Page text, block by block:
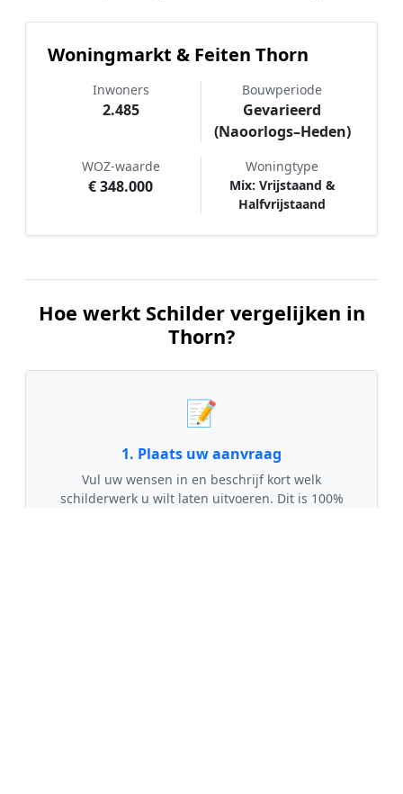
Woningmarkt & Feiten Thorn
Inwoners
2.485
Bouwperiode
Gevarieerd
(Naoorlogs–Heden)
WOZ-waarde
€ 348.000
Woningtype
Mix: Vrijstaand &
Halfvrijstaand
Hoe werkt Schilder vergelijken in
Thorn?
📝
1. Plaats uw aanvraag
Vul uw wensen in en beschrijf kort welk
schilderwerk u wilt laten uitvoeren. Dit is 100%